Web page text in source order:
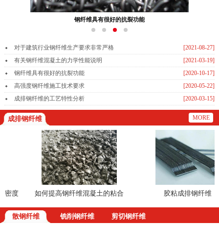
钢纤维具有很好的抗裂功能
[2021-08-27]
对于建筑行业钢纤维生产要求非常严格
[2021-03-19]
有关钢纤维混凝土的力学性能说明
[2020-10-17]
钢纤维具有很好的抗裂功能
[2020-05-22]
高强度钢纤维施工技术要求
[2020-03-15]
成排钢纤维的工艺特性分析
成排钢纤维 MORE
度 如何提高钢纤维混凝土的粘合 胶粘成排钢纤维
散钢纤维 铣削钢纤维 剪切钢纤维